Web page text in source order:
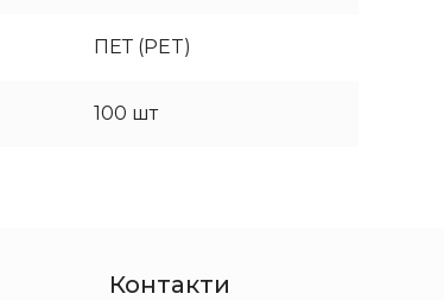
ПЕТ (PET)
100 шт
Контакти